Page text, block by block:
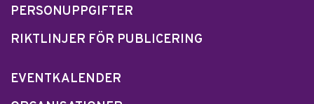
PERSONUPPGIFTER
RIKTLINJER FÖR PUBLICERING
EVENTKALENDER